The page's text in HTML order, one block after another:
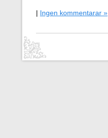
| Ingen kommentarar »